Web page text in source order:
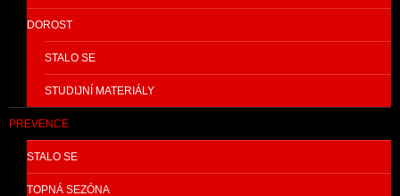
DOROST
STALO SE
STUDIJNÍ MATERIÁLY
PREVENCE
STALO SE
TOPNÁ SEZÓNA